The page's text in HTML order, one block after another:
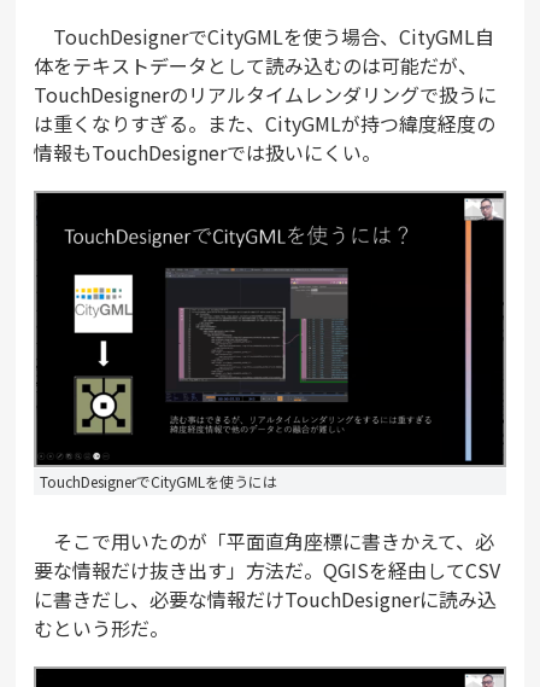
TouchDesignerでCityGMLを使う場合、CityGML自
体をテキストデータとして読み込むのは可能だが、
TouchDesignerのリアルタイムレンダリングで扱うに
は重くなりすぎる。また、CityGMLが持つ緯度経度の
情報もTouchDesignerでは扱いにくい。
TouchDesignerでCityGMLを使うには
そこで用いたのが「平面直角座標に書きかえて、必
要な情報だけ抜き出す」方法だ。QGISを経由してCSV
に書きだし、必要な情報だけTouchDesignerに読み込
むという形だ。